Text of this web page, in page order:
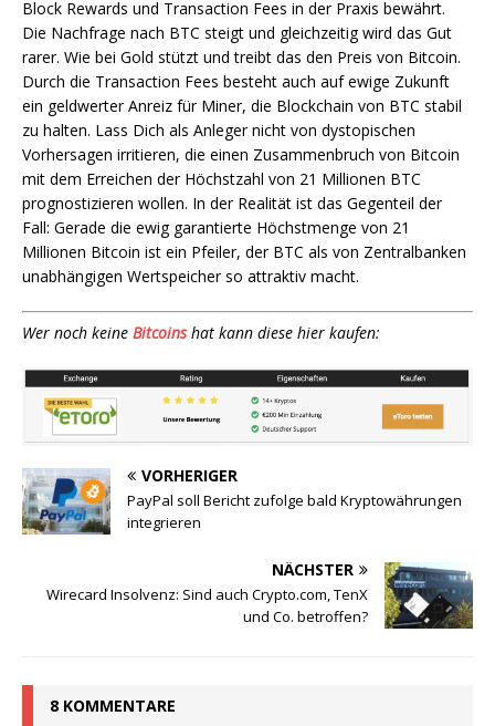
Block Rewards und Transaction Fees in der Praxis bewährt.
Die Nachfrage nach BTC steigt und gleichzeitig wird das Gut
rarer. Wie bei Gold stützt und treibt das den Preis von Bitcoin.
Durch die Transaction Fees besteht auch auf ewige Zukunft
ein geldwerter Anreiz für Miner, die Blockchain von BTC stabil
zu halten. Lass Dich als Anleger nicht von dystopischen
Vorhersagen irritieren, die einen Zusammenbruch von Bitcoin
mit dem Erreichen der Höchstzahl von 21 Millionen BTC
prognostizieren wollen. In der Realität ist das Gegenteil der
Fall: Gerade die ewig garantierte Höchstmenge von 21
Millionen Bitcoin ist ein Pfeiler, der BTC als von Zentralbanken
unabhängigen Wertspeicher so attraktiv macht.
Wer noch keine Bitcoinshat kann diese hier kaufen:
VORHERIGER
PayPal soll Bericht zufolge bald Kryptowährungen
integrieren
NÄCHSTER
Wirecard Insolvenz: Sind auch Crypto.com, TenX
und Co. betroffen?
8 KOMMENTARE